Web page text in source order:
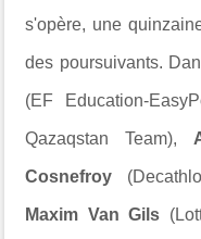
s'opère, une
des poursuivants.
(EF Education-
Qazaqstan Team),
Cosnefroy
Maxim Van Gils